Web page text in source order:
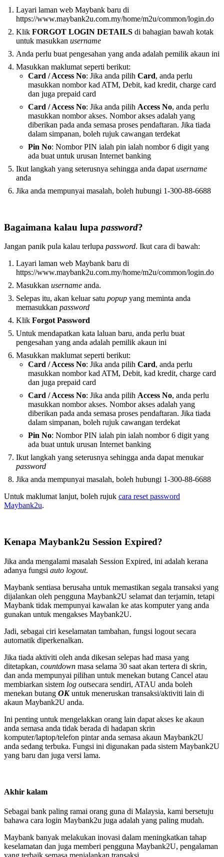
Layari laman web Maybank baru di
https://www.maybank2u.com.my/home/m2u/common/login.do
Klik FORGOT LOGIN DETAILS di bahagian bawah kotak
untuk masukkan username
Anda perlu buat pengesahan yang anda adalah pemilik akaun ini
Masukkan maklumat seperti berikut:
Card / Access No: Jika anda pilih Card, anda perlu
masukkan nombor kad ATM, Debit, kad kredit, charge card
dan juga prepaid card
Card / Access No: Jika anda pilih Access No, anda perlu
masukkan nombor akses. Nombor akses adalah yang
diberikan pada anda semasa proses pendaftaran. Jika tiada
dalam simpanan, boleh rujuk cawangan terdekat
Pin No: Nombor PIN ialah pin ialah nombor 6 digit yang
ada buat untuk urusan Internet banking
Ikut langkah yang seterusnya sehingga anda dapat username
anda
Jika anda mempunyai masalah, boleh hubungi 1-300-88-6688
Bagaimana kalau lupa password?
Jangan panik pula kalau terlupa password. Ikut cara di bawah:
Layari laman web Maybank baru di
https://www.maybank2u.com.my/home/m2u/common/login.do
Masukkan username anda.
Selepas itu, akan keluar satu popup yang meminta anda
memasukkan password
Klik Forgot Password
Untuk mendapatkan kata laluan baru, anda perlu buat
pengesahan yang anda adalah pemilik akaun ini
Masukkan maklumat seperti berikut:
Card / Access No: Jika anda pilih Card, anda perlu
masukkan nombor kad ATM, Debit, kad kredit, charge card
dan juga prepaid card
Card / Access No: Jika anda pilih Access No, anda perlu
masukkan nombor akses. Nombor akses adalah yang
diberikan pada anda semasa proses pendaftaran. Jika tiada
dalam simpanan, boleh rujuk cawangan terdekat
Pin No: Nombor PIN ialah pin ialah nombor 6 digit yang
ada buat untuk urusan Internet banking
Ikut langkah yang seterusnya sehingga anda dapat menukar
password
Jika anda mempunyai masalah, boleh hubungi 1-300-88-6688
Untuk maklumat lanjut, boleh rujuk cara reset password
Maybank2u.
Kenapa Maybank2u Session Expired?
Jika anda mengalami masalah Session Expired, ini adalah kerana
adanya fungsi auto logout.
Maybank sentiasa berusaha untuk memastikan segala transaksi yang
dijalankan oleh pengguna Maybank2U selamat dan terjamin, tetapi
Maybank tidak mempunyai kawalan ke atas komputer yang anda
gunakan untuk mengakses Maybank2U.
Jadi, sebagai ciri keselamatan tambahan, fungsi logout secara
automatik diperkenalkan.
Jika tiada aktiviti oleh anda dikesan selepas had masa yang
ditetapkan, countdown masa selama 30 saat akan tertera di skrin,
dan anda mempunyai pilihan untuk menekan butang Cancel atau
membiarkan sistem log outsecara sendiri, ATAU anda boleh
menekan butang OKuntuk meneruskan transaksi/aktiviti lain di
akaun Maybank2U anda.
Ini penting untuk mengelakkan orang lain dapat akses ke akaun
anda semasa anda tidak berada di hadapan skrin
komputer/laptop/telefon pintar anda semasa akaun Maybank2U
anda sedang terbuka. Fungsi ini digunakan pada sistem Maybank2U
yang baru dan juga versi lama.
Akhir kalam
Sebagai bank paling ramai orang guna di Malaysia, kami bersetuju
bahawa cara login Maybank2u juga adalah yang paling mudah.
Maybank banyak melakukan inovasi dalam meningkatkan tahap
keselamatan dan juga memberi pengguna Maybank2U, pengalaman